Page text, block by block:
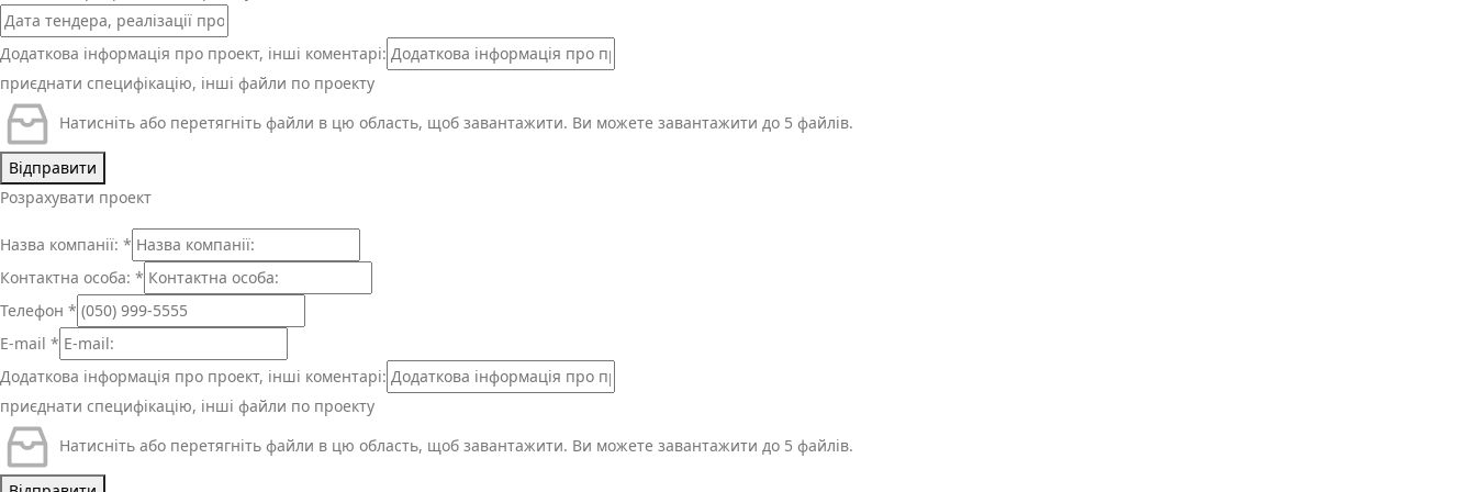
Додаткова інформація про проект, інші коментарі:
приєднати специфікацію, інші файли по проекту
Натисніть або перетягніть файли в цю область, щоб завантажити. Ви можете завантажити до 5 файлів.
Відправити
Розрахувати проект
Назва компанії: *
Контактна особа: *
Телефон *
E-mail *
Додаткова інформація про проект, інші коментарі:
приєднати специфікацію, інші файли по проекту
Натисніть або перетягніть файли в цю область, щоб завантажити. Ви можете завантажити до 5 файлів.